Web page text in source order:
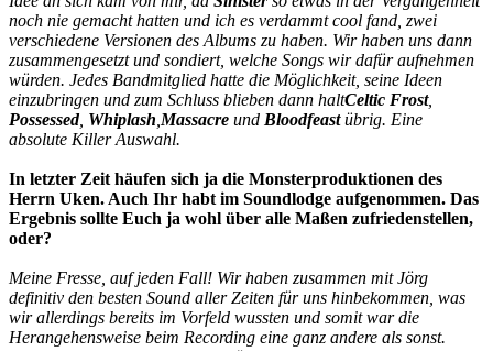
noch nie gemacht hatten und ich es verdammt cool fand, zwei
verschiedene Versionen des Albums zu haben. Wir haben uns dann
zusammengesetzt und sondiert, welche Songs wir dafür aufnehmen
würden. Jedes Bandmitglied hatte die Möglichkeit, seine Ideen
einzubringen und zum Schluss blieben dann haltCeltic Frost,
Possessed, Whiplash Massacre und Bloodfeastübrig. Eine
absolute Killer Auswahl.
In letzter Zeit häufen sich ja die Monsterproduktionen des
Herrn Uken. Auch Ihr habt im Soundlodge aufgenommen. Das
Ergebnis sollte Euch ja wohl über alle Maßen zufriedenstellen,
oder?
Meine Fresse, auf jeden Fall! Wir haben zusammen mit Jörg
definitiv den besten Sound aller Zeiten für uns hinbekommen, was
wir allerdings bereits im Vorfeld wussten und somit war die
Herangehensweise beim Recording eine ganz andere als sonst.